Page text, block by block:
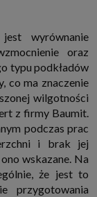
Ci nasi Zaufani
Twoich
stronami
nie musisz jej
Masz również
w dowolnym
do ich
do momentu jej
ograniczających
umowy, przez
roszczeń z niej
przypadku, gdy
administratora,
wyrównanie
oraz
typu podkładów
co ma znaczenie
wilgotności
z firmy Baumit.
podczas prac
i brak jej
wskazane. Na
że jest to
przygotowania